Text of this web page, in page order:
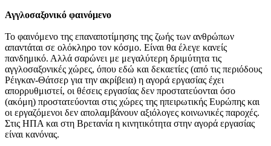
Αγγλοσαξονικό φαινόμενο
Το φαινόμενο της επαναποτίμησης της ζωής των ανθρώπων
απαντάται σε ολόκληρο τον κόσμο. Είναι θα έλεγε κανείς
πανδημικό. Αλλά σαρώνει με μεγαλύτερη δριμύτητα τις
αγγλοσαξονικές χώρες, όπου εδώ και δεκαετίες (από τις περιόδους
Ρέιγκαν-Θάτσερ για την ακρίβεια) η αγορά εργασίας έχει
απορρυθμιστεί, οι θέσεις εργασίας δεν προστατεύονται όσο
(ακόμη) προστατεύονται στις χώρες της ηπειρωτικής Ευρώπης και
οι εργαζόμενοι δεν απολαμβάνουν αξιόλογες κοινωνικές παροχές.
Στις ΗΠΑ και στη Βρετανία η κινητικότητα στην αγορά εργασίας
είναι κανόνας.